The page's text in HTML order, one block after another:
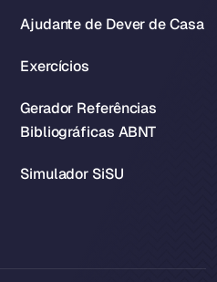
Ajudante de Dever de Casa
Exercícios
Gerador Referências
Bibliográficas ABNT
Simulador SiSU